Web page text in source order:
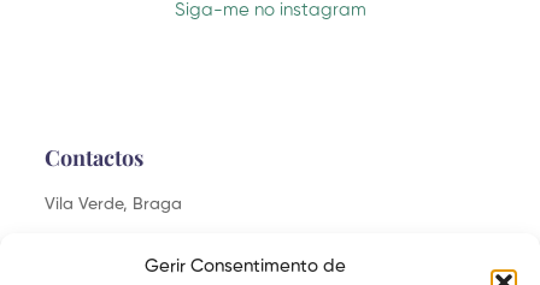
Gerir Consentimento de
Siga-me no instagram
Contactos
Vila Verde, Braga